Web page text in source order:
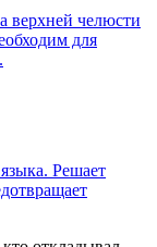
верхней челюсти
для
Решает